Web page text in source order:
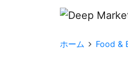
ホーム Food &